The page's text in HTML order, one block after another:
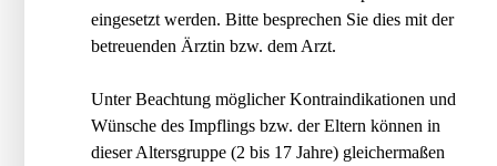
eingesetzt werden. Bitte besprechen Sie dies mit der
betreuenden Ärztin bzw. dem Arzt.
Unter Beachtung möglicher Kontraindikationen und
Wünsche des Impflings bzw. der Eltern können in
dieser Altersgruppe (2 bis 17 Jahre) gleichermaßen